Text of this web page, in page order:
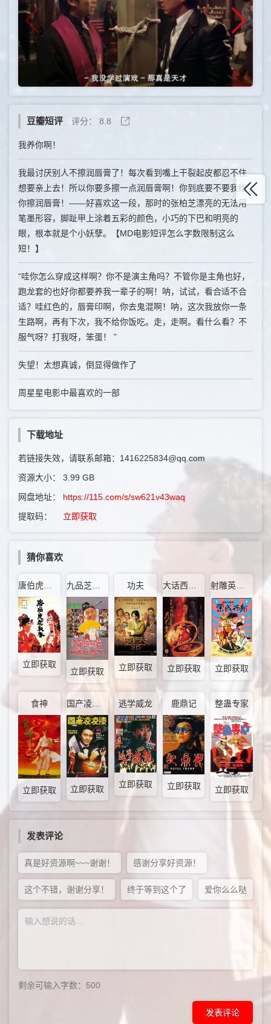
豆瓣短评 评分： 8.8
我养你啊！
我最讨厌别人不擦润唇膏了！每次看到嘴上干裂起皮都忍不住
想要亲上去！所以你要多擦一点润唇膏啊！你到底要不要我给
你擦润唇膏！——好喜欢这一段，那时的张柏芝漂亮的无法用
笔墨形容，脚趾甲上涂着五彩的颜色，小巧的下巴和明亮的
眼，根本就是个小妖孽。【MD电影短评怎么字数限制这么
短！】
“哇你怎么穿成这样啊？你不是演主角吗？不管你是主角也好，
跑龙套的也好你都要养我一辈子的啊！呐，试试，看合适不合
适？哇红色的，唇膏印啊，你去鬼混啊！呐，这次我放你一条
生路啊，再有下次，我不给你饭吃。走，走啊。看什么看？不
服气呀？打我呀，笨蛋！ ”
失望！太想真诚，倒显得做作了
周星星电影中最喜欢的一部
下载地址
若链接失效，请联系邮箱：1416225834@qq.com
资源大小：
3.99 GB
网盘地址：
https://115.com/s/sw621v43waq
提取码：
立即获取
猜你喜欢
立即获取
九品芝麻官
立即获取
功夫
立即获取
大话西游之月光宝盒
立即获取 立即获取
食神
立即获取
国产凌凌漆
立即获取
逃学威龙
立即获取
鹿鼎记
立即获取
整蛊专家
立即获取
发表评论
真是好资源啊~~~谢谢！ 感谢分享好资源！
这个不错，谢谢分享！ 终于等到这个了 爱你么么哒
剩余可输入字数： 500
发表评论